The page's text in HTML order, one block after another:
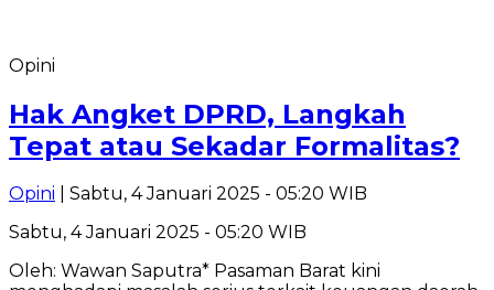
Opini
Hak Angket DPRD, Langkah
Tepat atau Sekadar Formalitas?
Opini | Sabtu, 4 Januari 2025 - 05:20 WIB
Sabtu, 4 Januari 2025 - 05:20 WIB
Oleh: Wawan Saputra* Pasaman Barat kini